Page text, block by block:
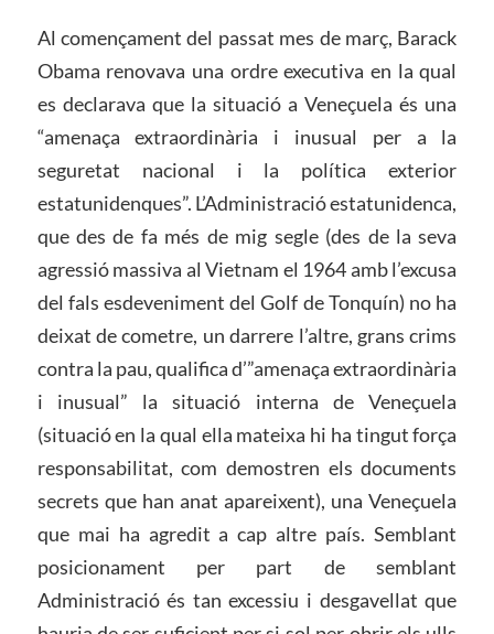
Al començament del passat mes de març, Barack
Obama renovava una ordre executiva en la qual
es declarava que la situació a Veneçuela és una
“amenaça extraordinària i inusual per a la
seguretat nacional i la política exterior
estatunidenques”. L’Administració estatunidenca,
que des de fa més de mig segle (des de la seva
agressió massiva al Vietnam el 1964 amb l’excusa
del fals esdeveniment del Golf de Tonquín) no ha
deixat de cometre, un darrere l’altre, grans crims
contra la pau, qualifica d’”amenaça extraordinària
i inusual” la situació interna de Veneçuela
(situació en la qual ella mateixa hi ha tingut força
responsabilitat, com demostren els documents
secrets que han anat apareixent), una Veneçuela
que mai ha agredit a cap altre país. Semblant
posicionament per part de semblant
Administració és tan excessiu i desgavellat que